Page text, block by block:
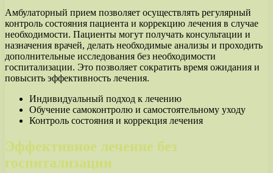
Амбулаторный прием позволяет осуществлять регулярный
контроль состояния пациента и коррекцию лечения в случае
необходимости. Пациенты могут получать консультации и
назначения врачей, делать необходимые анализы и проходить
дополнительные исследования без необходимости
госпитализации. Это позволяет сократить время ожидания и
повысить эффективность лечения.
Индивидуальный подход к лечению
Обучение самоконтролю и самостоятельному уходу
Контроль состояния и коррекция лечения
Эффективное лечение без
госпитализации